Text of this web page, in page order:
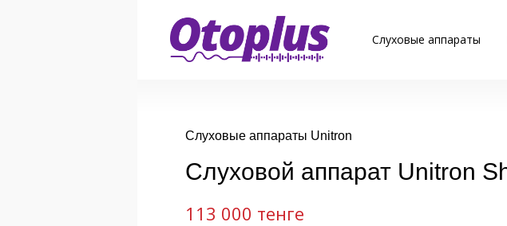
Слуховые аппараты
Слуховые аппараты Unitron
Слуховой аппарат Unitron
113 000 тенге